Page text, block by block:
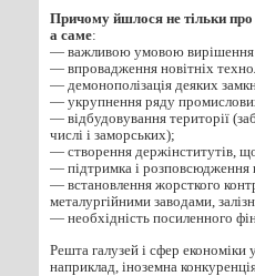
Причому йшлося не тільки про
а саме:
— важливою умовою вирішення
— впровадження новітніх
— демонополізація деяких
— укрупнення ряду
— відбудовування території
числі і заморських);
— створення держінститутів,
— підтримка і розповсюдження
— встановлення жорсткого
металургійними заводами,
— необхідність посиленного
Решта галузей і сфер
наприклад, іноземна